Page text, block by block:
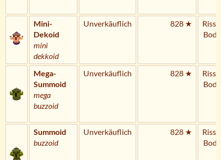
Mini-
Dekoid
mini
dekkoid
Unverkäuflich 828 ★
Riss
Mega-
Summoid
mega
buzzoid
Unverkäuflich 828 ★
Riss
Summoid
buzzoid
Unverkäuflich 828 ★
Riss